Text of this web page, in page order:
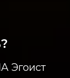
Эгоист